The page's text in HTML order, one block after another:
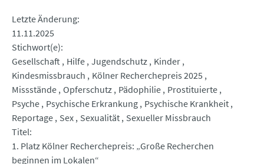
Letzte Änderung
11.11.2025
Stichwort(e)
Gesellschaft Hilfe Jugendschutz Kinder
Kindesmissbrauch
Kölner Recherchepreis 2025
Missstände Opferschutz Pädophilie Prostituierte
Psyche Psychische Erkrankung Psychische Krankheit
Reportage Sex Sexualität Sexueller Missbrauch
Titel
1. Platz Kölner Recherchepreis: „Große Recherchen
beginnen im Lokalen“